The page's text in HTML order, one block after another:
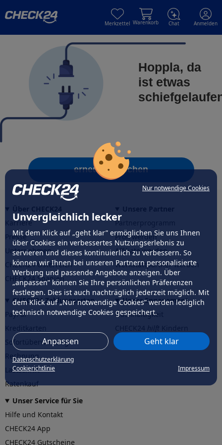
Nur notwendige Cookies
Unvergleichlich lecker
Mit dem Klick auf „geht klar” ermöglichen Sie uns Ihnen
über Cookies ein verbessertes Nutzungserlebnis zu
servieren und dieses kontinuierlich zu verbessern. So
können wir Ihnen bei unseren Partnern personalisierte
Werbung und passende Angebote anzeigen. Über
„anpassen” können Sie Ihre persönlichen Präferenzen
festlegen. Dies ist auch nachträglich jederzeit möglich. Mit
dem Klick auf „Nur notwendige Cookies” werden lediglich
technisch notwendige Cookies gespeichert.
Anpassen Geht klar
Datenschutzerklärung
Cookierichtlinie
Impressum
Merkzettel Warenkorb Chat Anmelden
Hoppla, da
ist etwas
erneut versuchen
Karriere
Presse
Unternehmen
CHECK24 Österreich
CHECK24 Spanien
Partnerprogramm
Profi werden
Affiliate werden
Werkstattpartner werden
CHECK24 Zahlungsarten
PayPal
Sofortüberweisung
Rechnung
Lastschrift
Ratenkauf
Unser Engagement
Nachhaltigkeit
CHECK24hilftder Natur
Unser Service für Sie
Hilfe und Kontakt
CHECK24 App
CHECK24 Gutscheine